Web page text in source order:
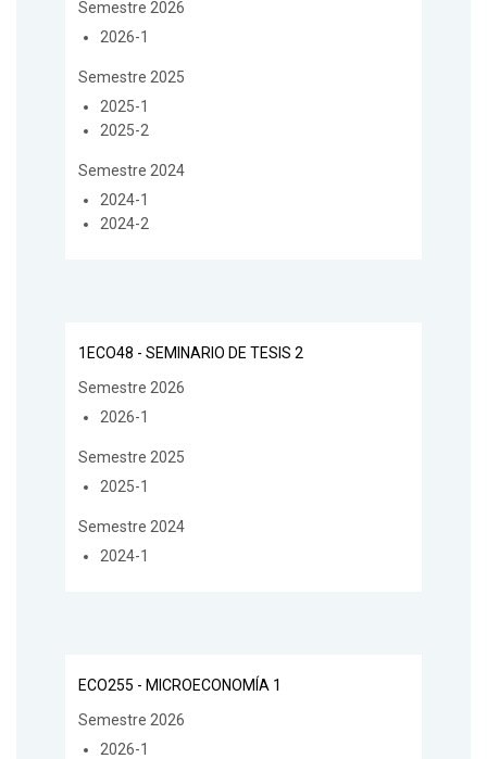
Semestre 2026
2026-1
Semestre 2025
2025-1
2025-2
Semestre 2024
2024-1
2024-2
1ECO48 - SEMINARIO DE TESIS 2
Semestre 2026
2026-1
Semestre 2025
2025-1
Semestre 2024
2024-1
ECO255 - MICROECONOMÍA 1
Semestre 2026
2026-1